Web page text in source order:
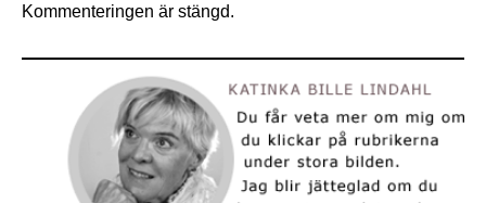
Kommenteringen är stängd.